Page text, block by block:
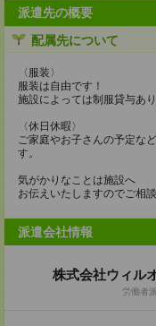
派遣先の概要
配属先について
〈服装〉
服装は自由です！
施設によっては制服貸与あり
〈休日休暇〉
ご家庭やお子さんの予定な
す。
気がかりなことは施設へ
お伝えいたしますのでご相
派遣会社情報
株式会社ウィル
労働者